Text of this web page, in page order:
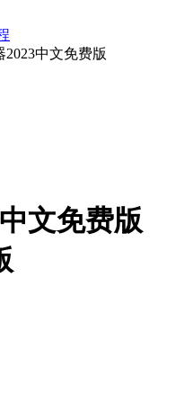
2023中文免费版
文免费版